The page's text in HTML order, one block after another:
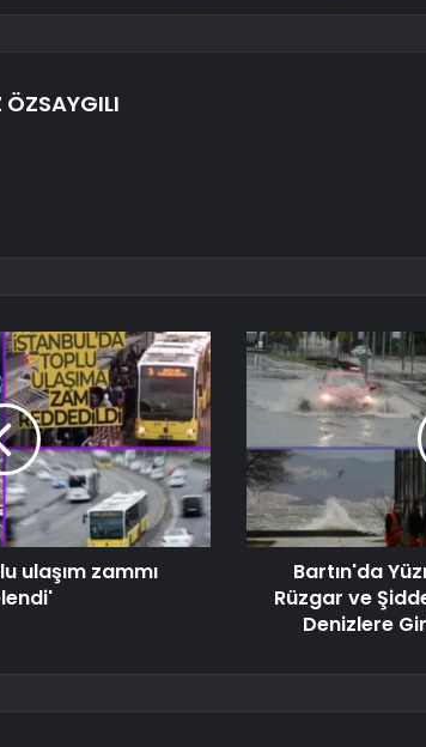
ÖZSAYGILI
ulaşım zammı
Bartın'da
Rüzgar ve
Denizlere